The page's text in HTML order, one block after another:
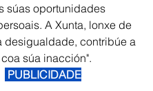
súas oportunidades
A Xunta, lonxe de
desigualdade, contribúe a
súa inacción".
PUBLICIDADE